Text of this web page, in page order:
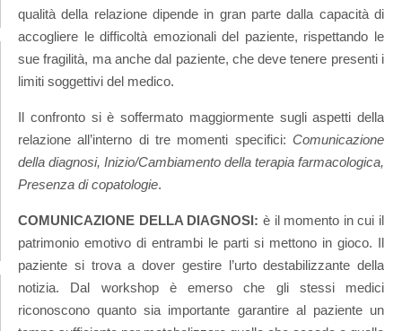
qualità della relazione dipende in gran parte dalla capacità di
accogliere le difficoltà emozionali del paziente, rispettando le
sue fragilità, ma anche dal paziente, che deve tenere presenti i
limiti soggettivi del medico.
Il confronto si è soffermato maggiormente sugli aspetti della
relazione all’interno di tre momenti specifici: Comunicazione
della diagnosi, Inizio/Cambiamento della terapia farmacologica,
Presenza di copatologie.
COMUNICAZIONE DELLA DIAGNOSI: è il momento in cui il
patrimonio emotivo di entrambi le parti si mettono in gioco. Il
paziente si trova a dover gestire l’urto destabilizzante della
notizia. Dal workshop è emerso che gli stessi medici
riconoscono quanto sia importante garantire al paziente un